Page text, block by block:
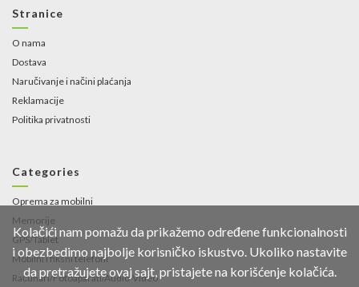
Stranice
O nama
Dostava
Naručivanje i načini plaćanja
Reklamacije
Politika privatnosti
Categories
Oprema za mobilni
Memorije
GPS/Tablet
Mobilni i fiksni telefoni
Računari/Fotoaparati/Audio-Video
Kolačići nam pomažu da prikažemo određene funkcionalnosti
i obezbedimo najbolje korisničko iskustvo. Ukoliko nastavite
da pretražujete ovaj sajt, pristajete na korišćenje kolačića.